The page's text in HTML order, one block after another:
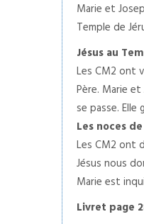
Marie et
Temple de
Jésus au
Les CM2 ont
Père. Marie
se passe.
Les noces
Les CM2 ont
Jésus nous
Marie est
Livret page